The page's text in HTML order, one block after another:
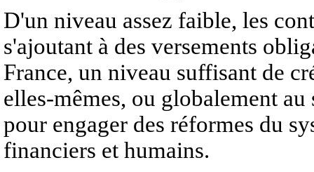
D'un niveau assez faible, les
s'ajoutant à des versements
France, un niveau suffisant de
elles-mêmes, ou globalement
pour engager des réformes du
financiers et humains.